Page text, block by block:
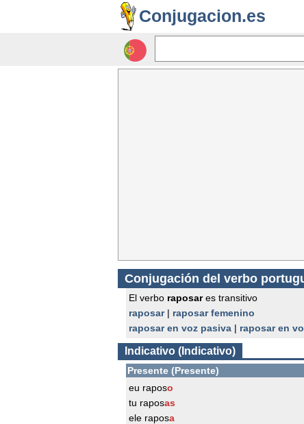
Conjugacion.es
Conjugación del verbo
El verbo raposares transitivo
raposar| raposar femenino
raposar en voz pasiva | raposar en
Indicativo (Indicativo)
Presente (Presente)
eu raposo
tu raposas
ele raposa